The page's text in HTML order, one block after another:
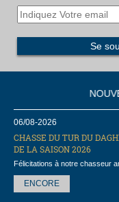
NOUVELLES
06/08-2026
CHASSE DU TUR DU
DE LA SAISON 2026
Félicitations à notre chasseur
ENCORE